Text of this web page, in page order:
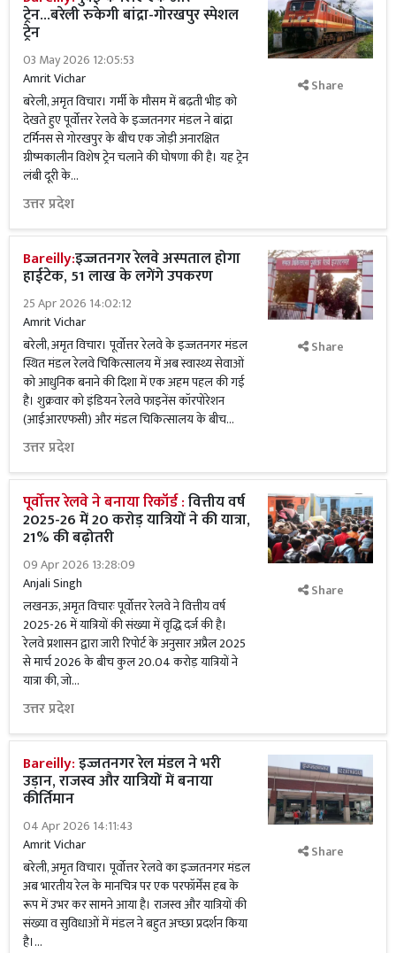
ट्रेन...बरेली रुकेगी बांद्रा-गोरखपुर स्पेशल
ट्रेन
03 May 2026 12:05:53
Amrit Vichar
बरेली, अमृत विचार। गर्मी के मौसम में बढ़ती भीड़ को
देखते हुए पूर्वोत्तर रेलवे के इज्जतनगर मंडल ने बांद्रा
टर्मिनस से गोरखपुर के बीच एक जोड़ी अनारक्षित
ग्रीष्मकालीन विशेष ट्रेन चलाने की घोषणा की है। यह ट्रेन
लंबी दूरी के...
उत्तर प्रदेश
Share
Bareilly:इज्जतनगर रेलवे अस्पताल होगा
हाईटेक, 51 लाख के लगेंगे उपकरण
25 Apr 2026 14:02:12
Amrit Vichar
बरेली, अमृत विचार। पूर्वोत्तर रेलवे के इज्जतनगर मंडल
स्थित मंडल रेलवे चिकित्सालय में अब स्वास्थ्य सेवाओं
को आधुनिक बनाने की दिशा में एक अहम पहल की गई
है। शुक्रवार को इंडियन रेलवे फाइनेंस कॉरपोरेशन
(आईआरएफसी) और मंडल चिकित्सालय के बीच...
उत्तर प्रदेश
Share
पूर्वोत्तर रेलवे ने बनाया रिकॉर्ड :वित्तीय वर्ष
2025-26 में 20 करोड़ यात्रियों ने की यात्रा,
21% की बढ़ोतरी
09 Apr 2026 13:28:09
Anjali Singh
लखनऊ, अमृत विचारः पूर्वोत्तर रेलवे ने वित्तीय वर्ष
2025-26 में यात्रियों की संख्या में वृद्धि दर्ज की है।
रेलवे प्रशासन द्वारा जारी रिपोर्ट के अनुसार अप्रैल 2025
से मार्च 2026 के बीच कुल 20.04 करोड़ यात्रियों ने
यात्रा की, जो...
उत्तर प्रदेश
Share
Bareilly:इज्जतनगर रेल मंडल ने भरी
उड़ान, राजस्व और यात्रियों में बनाया
कीर्तिमान
04 Apr 2026 14:11:43
Amrit Vichar
बरेली, अमृत विचार। पूर्वोत्तर रेलवे का इज्जतनगर मंडल
अब भारतीय रेल के मानचित्र पर एक परफॉर्मेंस हब के
रूप में उभर कर सामने आया है। राजस्व और यात्रियों की
संख्या व सुविधाओं में मंडल ने बहुत अच्छा प्रदर्शन किया
है।...
Share